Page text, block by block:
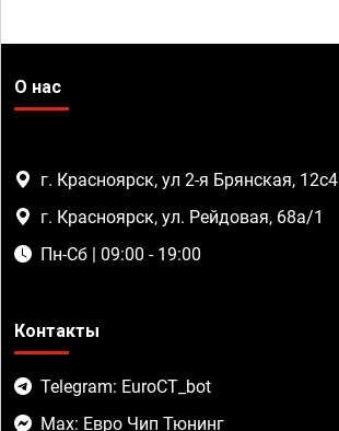
О нас
г. Красноярск, ул 2-я Брянская, 12с4
г. Красноярск, ул. Рейдовая, 68а/1
Пн-Сб | 09:00 - 19:00
Контакты
Telegram: EuroCT_bot
Max: Евро Чип Тюнинг